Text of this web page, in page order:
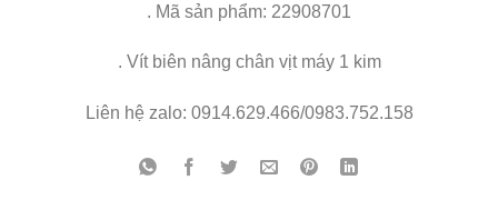
. Mã sản phẩm: 22908701
. Vít biên nâng chân vịt máy 1 kim
Liên hệ zalo: 0914.629.466/0983.752.158